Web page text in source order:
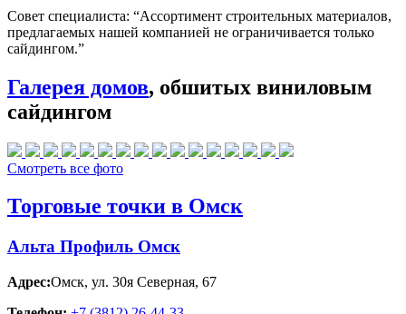
Совет специалиста: “Ассортимент строительных материалов,
предлагаемых нашей компанией не ограничивается только
сайдингом.”
Галерея домов, обшитых виниловым
сайдингом
Смотреть все фото
Торговые точки в Омск
Альта Профиль Омск
Адрес:Омск, ул. 30я Северная, 67